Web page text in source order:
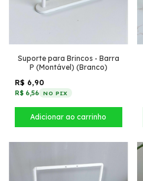
Suporte para Brincos - Barra
P (Montável) (Branco)
R$ 6,90
R$ 6,56 NO PIX